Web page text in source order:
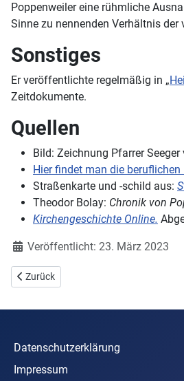
Poppenweiler eine rühmliche
Sinne zu nennenden Verhältnis der
Sonstiges
Er veröffentlichte regelmäßig in „
Zeitdokumente.
Quellen
Bild: Zeichnung Pfarrer
Hier findet man die beruflichen
Straßenkarte und -schild aus:
Theodor Bolay: Chronik von
Kirchengeschichte Online.
DetailsVeröffentlicht: 23. März 2023
Vorheriger Beitrag: Straßenschilder
Zurück
Datenschutzerklärung
Impressum